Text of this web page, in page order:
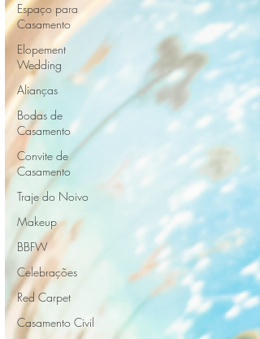
Espaço para
Casamento
Elopement
Wedding
Alianças
Bodas de
Casamento
Convite de
Casamento
Traje do Noivo
Makeup
BBFW
Celebrações
Red Carpet
Casamento Civil